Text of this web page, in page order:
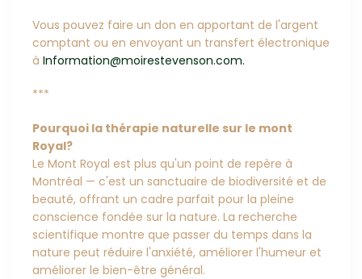
Vous pouvez faire un don en apportant de l'argent
comptant ou en envoyant un transfert électronique
à Information@moirestevenson.com.
***
Pourquoi la thérapie naturelle sur le mont
Royal?
Le Mont Royal est plus qu'un point de repère à
Montréal — c'est un sanctuaire de biodiversité et de
beauté, offrant un cadre parfait pour la pleine
conscience fondée sur la nature. La recherche
scientifique montre que passer du temps dans la
nature peut réduire l'anxiété, améliorer l'humeur et
améliorer le bien-être général.